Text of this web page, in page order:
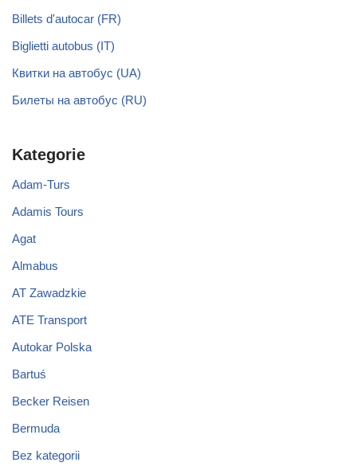
Billets d'autocar (FR)
Biglietti autobus (IT)
Квитки на автобус (UA)
Билеты на автобус (RU)
Kategorie
Adam-Turs
Adamis Tours
Agat
Almabus
AT Zawadzkie
ATE Transport
Autokar Polska
Bartuś
Becker Reisen
Bermuda
Bez kategorii